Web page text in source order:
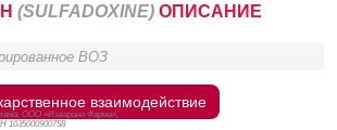
(SULFADOXINE) ОПИСАНИЕ
ВОЗ
взаимодействие
ООО «Изварино Фарма»,
1035000900758